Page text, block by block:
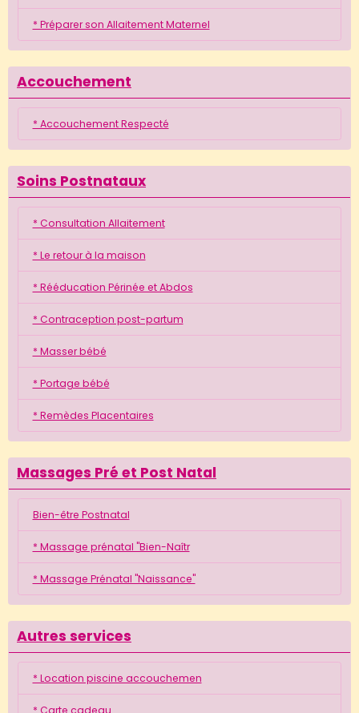
* Préparer son Allaitement Maternel
Accouchement
* Accouchement Respecté
Soins Postnataux
* Consultation Allaitement
* Le retour à la maison
* Rééducation Périnée et Abdos
* Contraception post-partum
* Masser bébé
* Portage bébé
* Remèdes Placentaires
Massages Pré et Post Natal
Bien-être Postnatal
* Massage prénatal "Bien-Naîtr
* Massage Prénatal "Naissance"
Autres services
* Location piscine accouchemen
* Carte cadeau